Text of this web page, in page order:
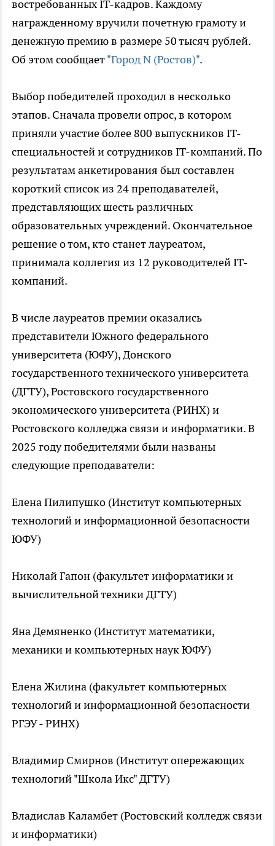
востребованных IT-кадров. Каждому
награжденному вручили почетную грамоту и
денежную премию в размере 50 тысяч рублей.
Об этом сообщает"Город N (Ростов)".
Выбор победителей проходил в несколько
этапов. Сначала провели опрос, в котором
приняли участие более 800 выпускников IT-
специальностей и сотрудников IT-компаний. По
результатам анкетирования был составлен
короткий список из 24 преподавателей,
представляющих шесть различных
образовательных учреждений. Окончательное
решение о том, кто станет лауреатом,
принимала коллегия из 12 руководителей IT-
компаний.
В числе лауреатов премии оказались
представители Южного федерального
университета (ЮФУ), Донского
государственного технического университета
(ДГТУ), Ростовского государственного
экономического университета (РИНХ) и
Ростовского колледжа связи и информатики. В
2025 году победителями были названы
следующие преподаватели:
Елена Пилипушко (Институт компьютерных
технологий и информационной безопасности
ЮФУ)
Николай Гапон (факультет информатики и
вычислительной техники ДГТУ)
Яна Демяненко (Институт математики,
механики и компьютерных наук ЮФУ)
Елена Жилина (факультет компьютерных
технологий и информационной безопасности
РГЭУ - РИНХ)
Владимир Смирнов (Институт опережающих
технологий "Школа Икс" ДГТУ)
Владислав Каламбет (Ростовский колледж связи
и информатики)